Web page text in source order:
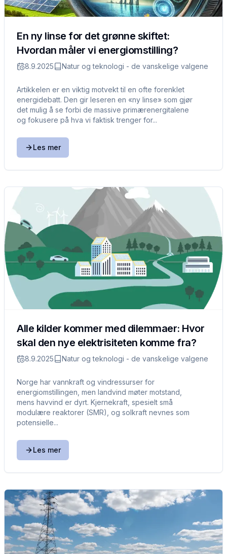
En ny linse for det grønne skiftet:
Hvordan måler vi energiomstilling?
8.9.2025 Natur og teknologi - de vanskelige valgene
Artikkelen er en viktig motvekt til en ofte forenklet
energidebatt. Den gir leseren en «ny linse» som gjør
det mulig å se forbi de massive primærenergitalene
og fokusere på hva vi faktisk trenger for...
Les mer
Alle kilder kommer med dilemmaer: Hvor
skal den nye elektrisiteten komme fra?
8.9.2025 Natur og teknologi - de vanskelige valgene
Norge har vannkraft og vindressurser for
energiomstillingen, men landvind møter motstand,
mens havvind er dyrt. Kjernekraft, spesielt små
modulære reaktorer (SMR), og solkraft nevnes som
potensielle...
Les mer